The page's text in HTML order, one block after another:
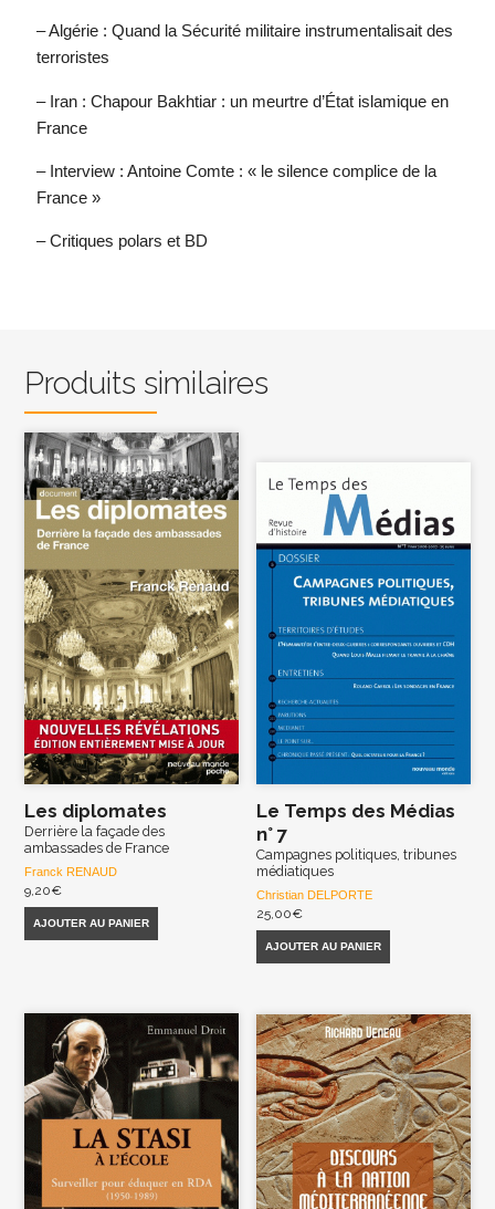
– Algérie : Quand la Sécurité militaire instrumentalisait des
terroristes
– Iran : Chapour Bakhtiar : un meurtre d’État islamique en
France
– Interview : Antoine Comte : « le silence complice de la
France »
– Critiques polars et BD
Produits similaires
Les diplomates
Derrière la façade des
ambassades de France
Franck RENAUD
9,20€
AJOUTER AU PANIER
Le Temps des Médias
n° 7
Campagnes politiques, tribunes
médiatiques
Christian DELPORTE
25,00€
AJOUTER AU PANIER